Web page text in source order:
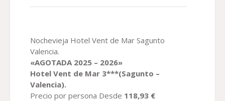
Nochevieja Hotel Vent de Mar Sagunto
Valencia.
«AGOTADA 2025 – 2026»
Hotel Vent de Mar 3***(Sagunto –
Valencia).
Precio por persona Desde 118,93 €